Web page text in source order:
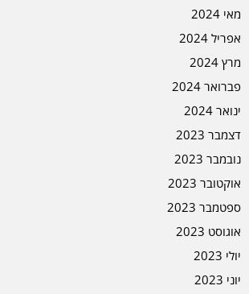
מאי 2024
אפריל 2024
מרץ 2024
פברואר 2024
ינואר 2024
דצמבר 2023
נובמבר 2023
אוקטובר 2023
ספטמבר 2023
אוגוסט 2023
יולי 2023
יוני 2023